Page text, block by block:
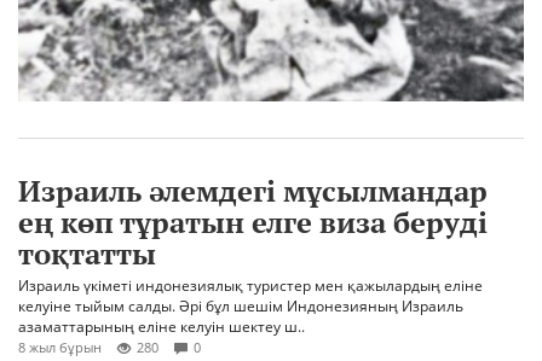
Израиль әлемдегі мұсылмандар
ең көп тұратын елге виза беруді
тоқтатты
Израиль үкіметі индонезиялық туристер мен қажылардың еліне
келуіне тыйым салды. Әрі бұл шешім Индонезияның Израиль
азаматтарының еліне келуін шектеу ш..
8 жыл бұрын 280 0